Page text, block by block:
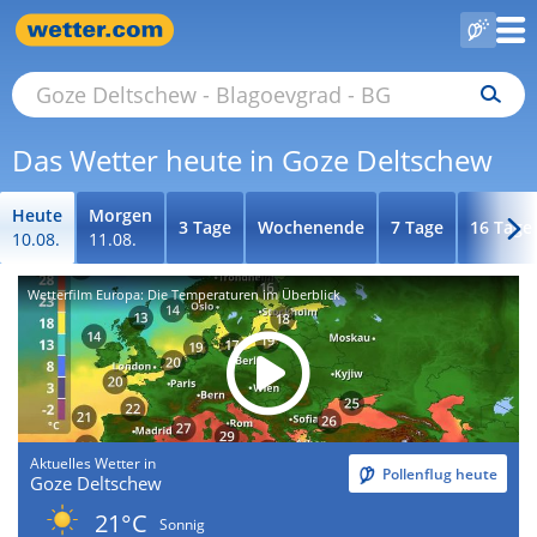
Das Wetter heute in Goze Deltschew
Heute
10.08.
Morgen
11.08.
3 Tage Wochenende 7 Tage 16 Tage
Wetterfilm Europa: Die Temperaturen im Überblick
Aktuelles Wetter in
Goze Deltschew Pollenflug heute
21°C
Sonnig